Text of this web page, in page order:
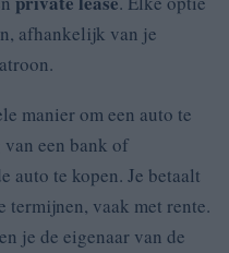
afhankelijk van je
manier om een auto te
van een bank of
auto te kopen. Je betaalt
vaak met rente.
je de eigenaar van de